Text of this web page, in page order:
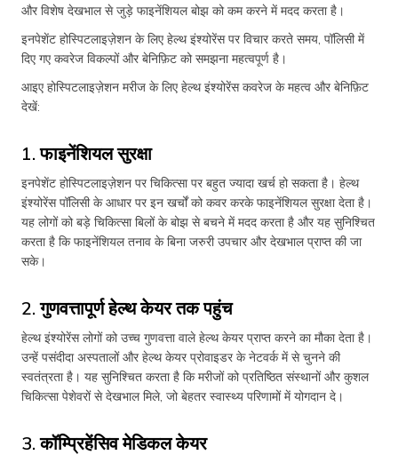
और विशेष देखभाल से जुड़े फाइनेंशियल बोझ को कम करने में मदद करता है।
इनपेशेंट होस्पिटलाइज़ेशन के लिए हेल्थ इंश्योरेंस पर विचार करते समय, पॉलिसी में
दिए गए कवरेज विकल्पों और बेनिफ़िट को समझना महत्वपूर्ण है।
आइए होस्पिटलाइज़ेशन मरीज के लिए हेल्थ इंश्योरेंस कवरेज के महत्व और बेनिफ़िट
देखें:
1. फाइनेंशियल सुरक्षा
इनपेशेंट होस्पिटलाइज़ेशन पर चिकित्सा पर बहुत ज्यादा खर्च हो सकता है। हेल्थ
इंश्योरेंस पॉलिसी के आधार पर इन खर्चों को कवर करके फाइनेंशियल सुरक्षा देता है।
यह लोगों को बड़े चिकित्सा बिलों के बोझ से बचने में मदद करता है और यह सुनिश्चित
करता है कि फाइनेंशियल तनाव के बिना जरुरी उपचार और देखभाल प्राप्त की जा
सके।
2. गुणवत्तापूर्ण हेल्थ केयर तक पहुंच
हेल्थ इंश्योरेंस लोगों को उच्च गुणवत्ता वाले हेल्थ केयर प्राप्त करने का मौका देता है।
उन्हें पसंदीदा अस्पतालों और हेल्थ केयर प्रोवाइडर के नेटवर्क में से चुनने की
स्वतंत्रता है। यह सुनिश्चित करता है कि मरीजों को प्रतिष्ठित संस्थानों और कुशल
चिकित्सा पेशेवरों से देखभाल मिले, जो बेहतर स्वास्थ्य परिणामों में योगदान दे।
3. कॉम्प्रिहेंसिव मेडिकल केयर